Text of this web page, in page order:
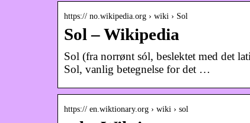
https:// no.wikipedia.org › wiki › Sol
Sol – Wikipedia
Sol (fra norrønt sól, beslektet med det
Sol, vanlig betegnelse for det …
https:// en.wiktionary.org › wiki › sol